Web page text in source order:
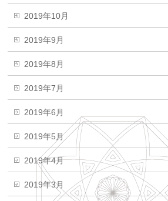
2019年10月
2019年9月
2019年8月
2019年7月
2019年6月
2019年5月
2019年4月
2019年3月